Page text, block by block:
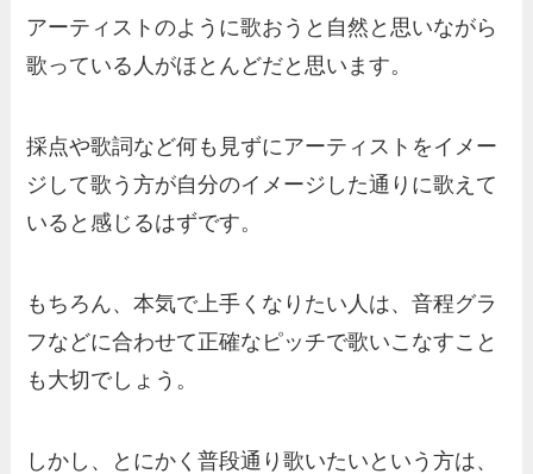
アーティストのように歌おうと自然と思いながら
歌っている人がほとんどだと思います。
採点や歌詞など何も見ずにアーティストをイメー
ジして歌う方が自分のイメージした通りに歌えて
いると感じるはずです。
もちろん、本気で上手くなりたい人は、音程グラ
フなどに合わせて正確なピッチで歌いこなすこと
も大切でしょう。
しかし、とにかく普段通り歌いたいという方は、